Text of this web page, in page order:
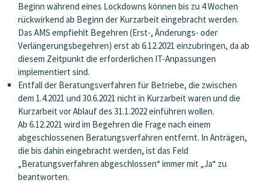
Beginn während eines Lockdowns können bis zu 4 Wochen
rückwirkend ab Beginn der Kurzarbeit eingebracht werden.
Das AMS empfiehlt Begehren (Erst-, Änderungs- oder
Verlängerungsbegehren) erst ab 6.12.2021 einzubringen, da ab
diesem Zeitpunkt die erforderlichen IT-Anpassungen
implementiert sind.
Entfall der Beratungsverfahren für Betriebe, die zwischen
dem 1.4.2021 und 30.6.2021 nicht in Kurzarbeit waren und die
Kurzarbeit vor Ablauf des 31.1.2022 einführen wollen.
Ab 6.12.2021 wird im Begehren die Frage nach einem
abgeschlossenen Beratungsverfahren entfernt. In Anträgen,
die bis dahin eingebracht werden, ist das Feld
„Beratungsverfahren abgeschlossen“ immer mit „Ja“ zu
beantworten.